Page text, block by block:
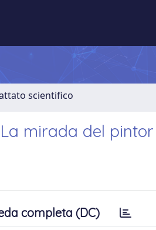
scientifico
La mirada del
completa (DC)